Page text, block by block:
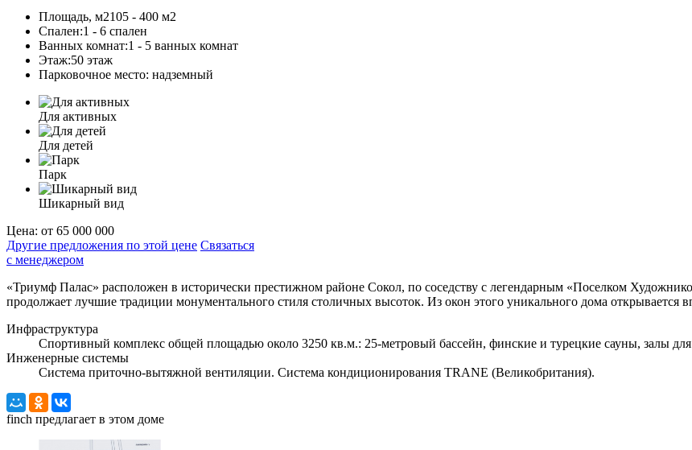
Площадь, м2105 - 400 м2
Спален:1 - 6 спален
Ванных комнат:1 - 5 ванных комнат
Этаж:50 этаж
Парковочное место: надземный
Для активных
Для детей
Парк
Шикарный вид
Цена: от 65 000 000
Другие предложения по этой цене Связаться
с менеджером
«Триумф Палас» расположен в исторически престижном районе Сокол, по соседству с легендарным «Поселком
продолжает лучшие традиции монументального стиля столичных высоток. Из окон этого уникального дома
Инфраструктура
Спортивный комплекс общей площадью около 3250 кв.м.: 25-метровый бассейн, финские и турецкие сауны, залы
Инженерные системы
Система приточно-вытяжной вентиляции. Система кондиционирования TRANE (Великобритания).
finch предлагает в этом доме